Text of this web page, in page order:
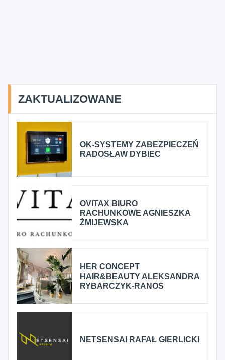
ZAKTUALIZOWANE
OK-SYSTEMY ZABEZPIECZEŃ
RADOSŁAW DYBIEC
OVITAX BIURO
RACHUNKOWE AGNIESZKA
ŻMIJEWSKA
HER CONCEPT
HAIR&BEAUTY ALEKSANDRA
RYBARCZYK-RANOS
NETSENSAI RAFAŁ GIERLICKI